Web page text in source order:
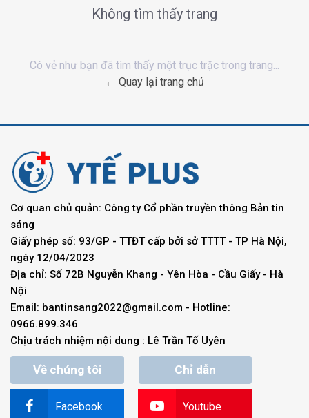
Không tìm thấy trang
Có vẻ như bạn đã tìm thấy một trục trặc trong trang...
← Quay lại trang chủ
Cơ quan chủ quản: Công ty Cổ phần truyền thông Bản tin
sáng
Giấy phép số: 93/GP - TTĐT cấp bởi sở TTTT - TP Hà Nội,
ngày 12/04/2023
Địa chỉ: Số 72B Nguyễn Khang - Yên Hòa - Cầu Giấy - Hà
Nội
Email: bantinsang2022@gmail.com - Hotline:
0966.899.346
Chịu trách nhiệm nội dung : Lê Trần Tố Uyên
Về chúng tôi Chỉ dẫn
Facebook Youtube